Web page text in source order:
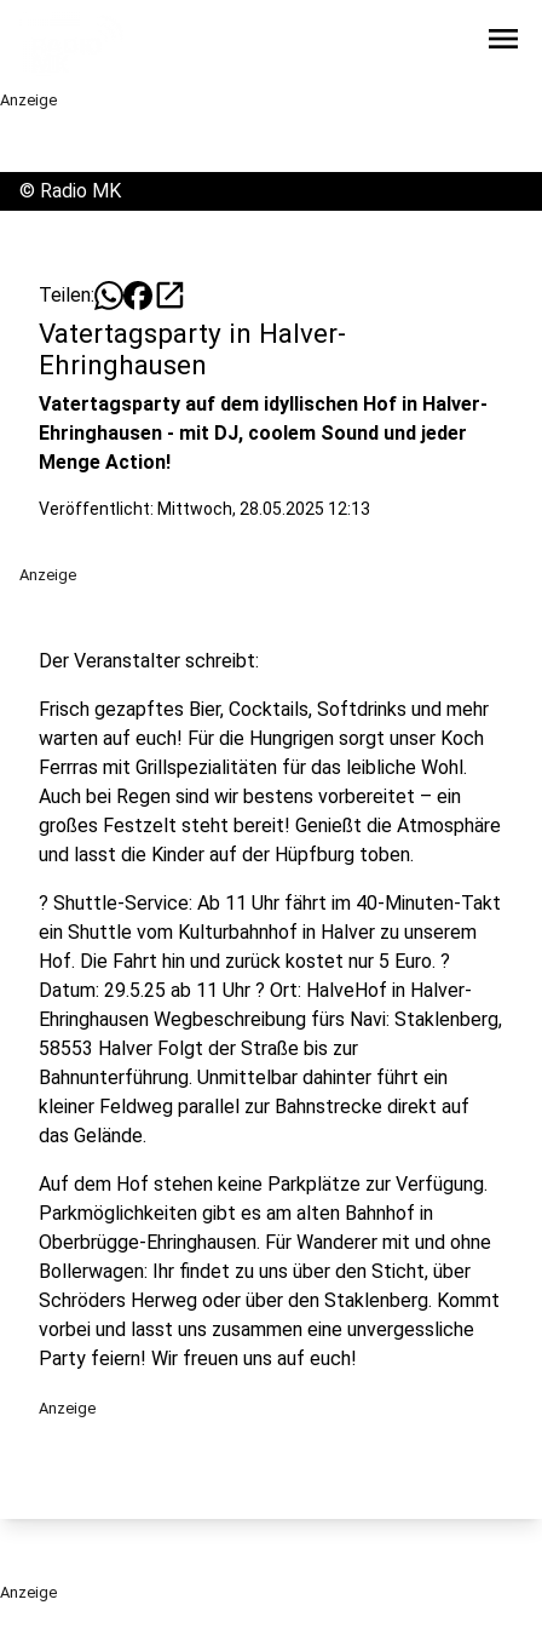
menu
Anzeige
© Radio MK
Teilen: open_in_new
Vatertagsparty in Halver-
Ehringhausen
Vatertagsparty auf dem idyllischen Hof in Halver-
Ehringhausen - mit DJ, coolem Sound und jeder
Menge Action!
Veröffentlicht: Mittwoch, 28.05.2025 12:13
Anzeige
Der Veranstalter schreibt:
Frisch gezapftes Bier, Cocktails, Softdrinks und mehr
warten auf euch! Für die Hungrigen sorgt unser Koch
Ferrras mit Grillspezialitäten für das leibliche Wohl.
Auch bei Regen sind wir bestens vorbereitet – ein
großes Festzelt steht bereit! Genießt die Atmosphäre
und lasst die Kinder auf der Hüpfburg toben.
? Shuttle-Service: Ab 11 Uhr fährt im 40-Minuten-Takt
ein Shuttle vom Kulturbahnhof in Halver zu unserem
Hof. Die Fahrt hin und zurück kostet nur 5 Euro. ?
Datum: 29.5.25 ab 11 Uhr ? Ort: HalveHof in Halver-
Ehringhausen Wegbeschreibung fürs Navi: Staklenberg,
58553 Halver Folgt der Straße bis zur
Bahnunterführung. Unmittelbar dahinter führt ein
kleiner Feldweg parallel zur Bahnstrecke direkt auf
das Gelände.
Auf dem Hof stehen keine Parkplätze zur Verfügung.
Parkmöglichkeiten gibt es am alten Bahnhof in
Oberbrügge-Ehringhausen. Für Wanderer mit und ohne
Bollerwagen: Ihr findet zu uns über den Sticht, über
Schröders Herweg oder über den Staklenberg. Kommt
vorbei und lasst uns zusammen eine unvergessliche
Party feiern! Wir freuen uns auf euch!
Anzeige
Anzeige